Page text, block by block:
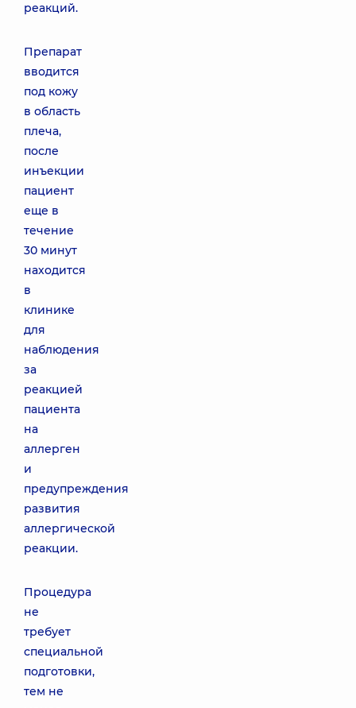
реакций.
Препарат
вводится
под кожу
в область
плеча,
после
инъекции
пациент
еще в
течение
30 минут
находится
в
клинике
для
наблюдения
за
реакцией
пациента
на
аллерген
и
предупреждения
развития
аллергической
реакции.
Процедура
не
требует
специальной
подготовки,
тем не